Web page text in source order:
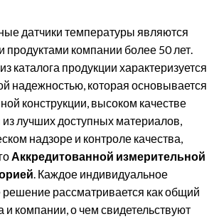
датчики температуры являются
продуктами компании более 50 лет.
каталога продукции характеризуется
надежностью, которая основывается
конструкции, высоком качестве
лучших доступных материалов,
надзоре и контроле качества,
Аккредитованной измерительной
. Каждое индивидуальное
решение рассматривается как общий
и компании, о чем свидетельствуют